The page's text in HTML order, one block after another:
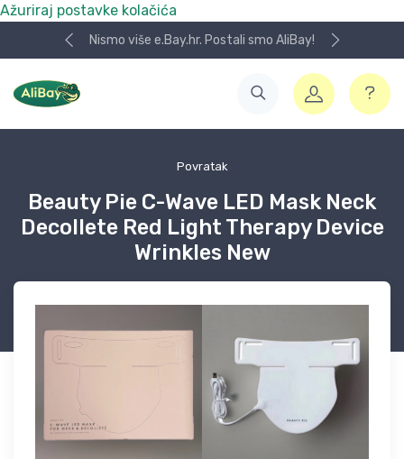
Ažuriraj postavke kolačića
Nismo više e.Bay.hr. Postali smo AliBay!
Povratak
Beauty Pie C-Wave LED Mask Neck
Decollete Red Light Therapy Device
Wrinkles New⁠